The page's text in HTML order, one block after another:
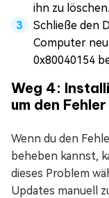
ihn zu löschen.
Schließe den
Computer
0x80040154
Weg 4:
um den
Wenn du den
beheben kannst,
dieses Problem
Updates manuell